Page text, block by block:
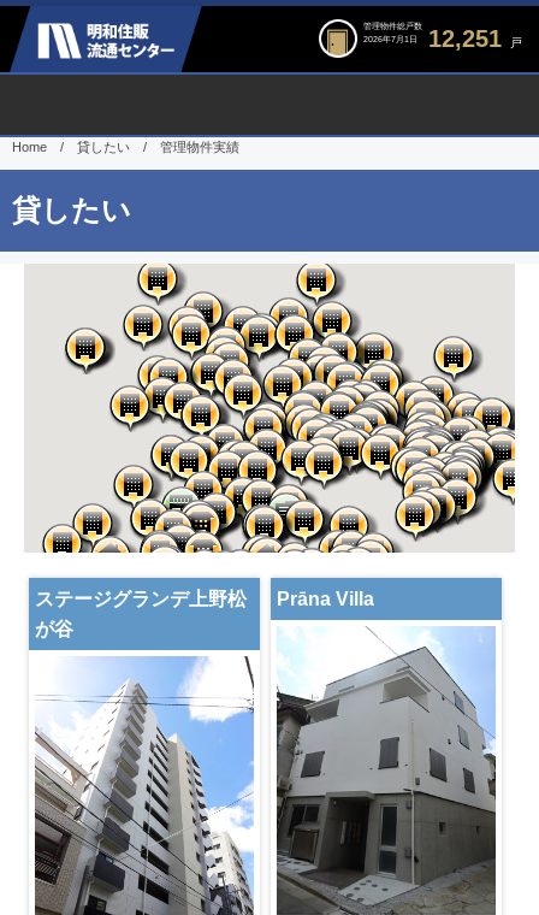
管理物件総戸数
2026年7月1日
12,251 戸
Home / 貸したい / 管理物件実績
ステージグランデ上野松
が谷
Prāna Villa